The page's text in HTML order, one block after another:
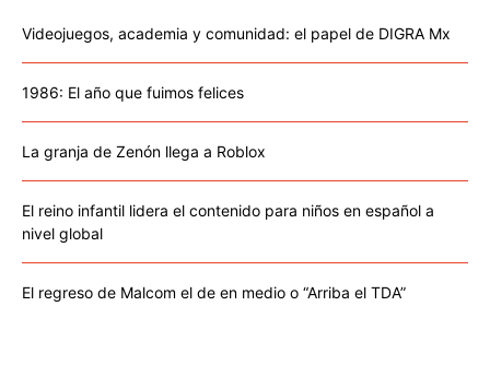
Videojuegos, academia y comunidad: el papel de DIGRA Mx
1986: El año que fuimos felices
La granja de Zenón llega a Roblox
El reino infantil lidera el contenido para niños en español a
nivel global
El regreso de Malcom el de en medio o “Arriba el TDA”